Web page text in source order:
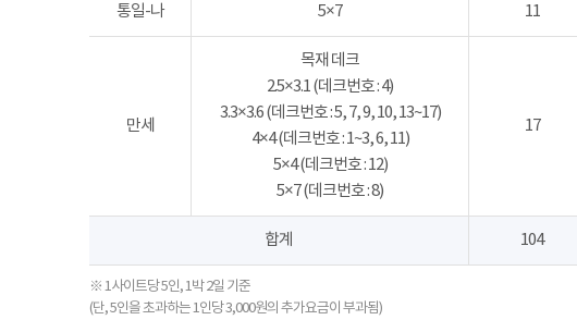
통일-나 5×7 11
만세
목재 데크
2.5×3.1 (데크번호 : 4)
3.3×3.6 (데크번호 : 5, 7, 9, 10, 13~17)
4×4 (데크번호 : 1~3, 6, 11)
5×4 (데크번호 : 12)
5×7 (데크번호 : 8)
17
합계 104
※ 1사이트당 5인, 1박 2일 기준
(단, 5인을 초과하는 1인당 3,000원의 추가요금이 부과됨)